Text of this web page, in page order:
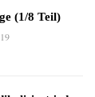
(1/8 Teil)